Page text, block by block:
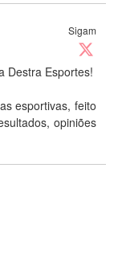
Sigam
Destra Esportes!
esportivas, feito
opiniões